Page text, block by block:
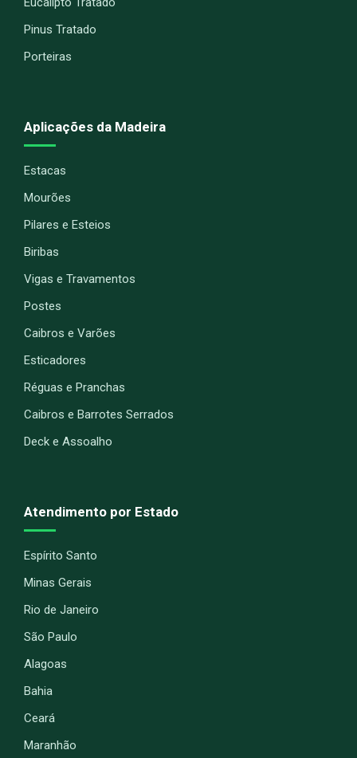
Pinus Tratado
Porteiras
Aplicações da Madeira
Estacas
Mourões
Pilares e Esteios
Biribas
Vigas e Travamentos
Postes
Caibros e Varões
Esticadores
Réguas e Pranchas
Caibros e Barrotes Serrados
Deck e Assoalho
Atendimento por Estado
Espírito Santo
Minas Gerais
Rio de Janeiro
São Paulo
Alagoas
Bahia
Ceará
Maranhão